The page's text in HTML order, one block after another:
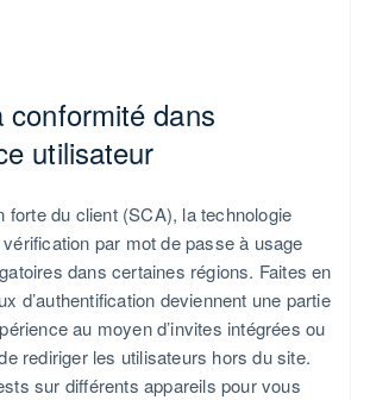
conformité dans
utilisateur
forte du client (SCA), la technologie
par mot de passe à usage
dans certaines régions. Faites en
d’authentification deviennent une partie
au moyen d’invites intégrées ou
rediriger les utilisateurs hors du site.
sur différents appareils pour vous